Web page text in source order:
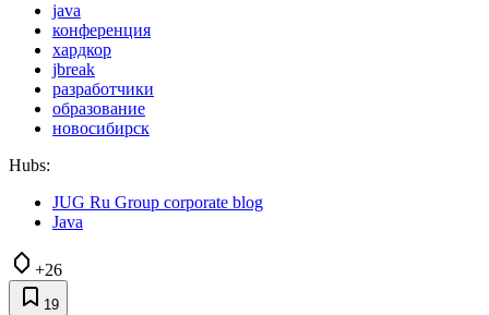
java
конференция
хардкор
jbreak
разработчики
образование
новосибирск
Hubs:
JUG Ru Group corporate blog
Java
+26
19